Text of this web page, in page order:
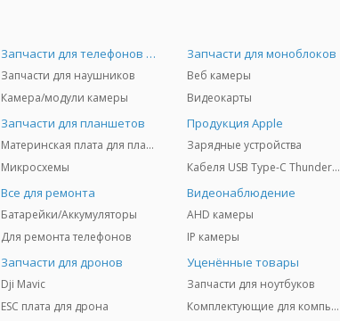
Запчасти для телефонов и Airpods
Запчасти для наушников
Камера/модули камеры
Запчасти для моноблоков
Веб камеры
Видеокарты
Запчасти для планшетов
Материнская плата для планшетов
Микросхемы
Продукция Apple
Зарядные устройства
Кабеля USB Type-C Thunderbolt 3/4/5
Все для ремонта
Батарейки/Аккумуляторы
Для ремонта телефонов
Видеонаблюдение
AHD камеры
IP камеры
Запчасти для дронов
Dji Mavic
ESC плата для дрона
Уценённые товары
Запчасти для ноутбуков
Комплектующие для компьютеров